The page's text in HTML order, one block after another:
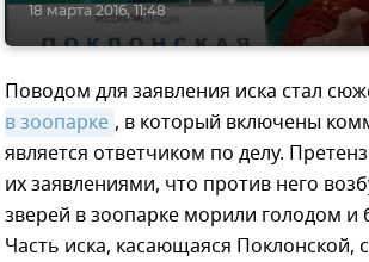
18 марта 2016, 11:48
Поводом для заявления иска стал
в зоопарке , в который включены
является ответчиком по делу.
их заявлениями, что против него
зверей в зоопарке морили голодом
Часть иска, касающаяся Поклонской,